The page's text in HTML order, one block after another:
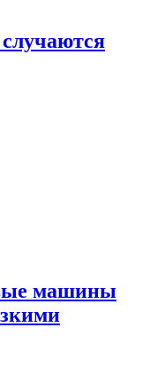
машины